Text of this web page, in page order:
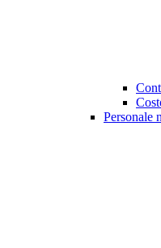
Personale